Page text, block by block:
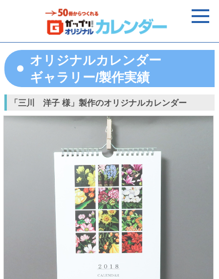
オリジナルカレンダー
ギャラリー/製作実績
「三川 洋子 様」製作のオリジナルカレンダー